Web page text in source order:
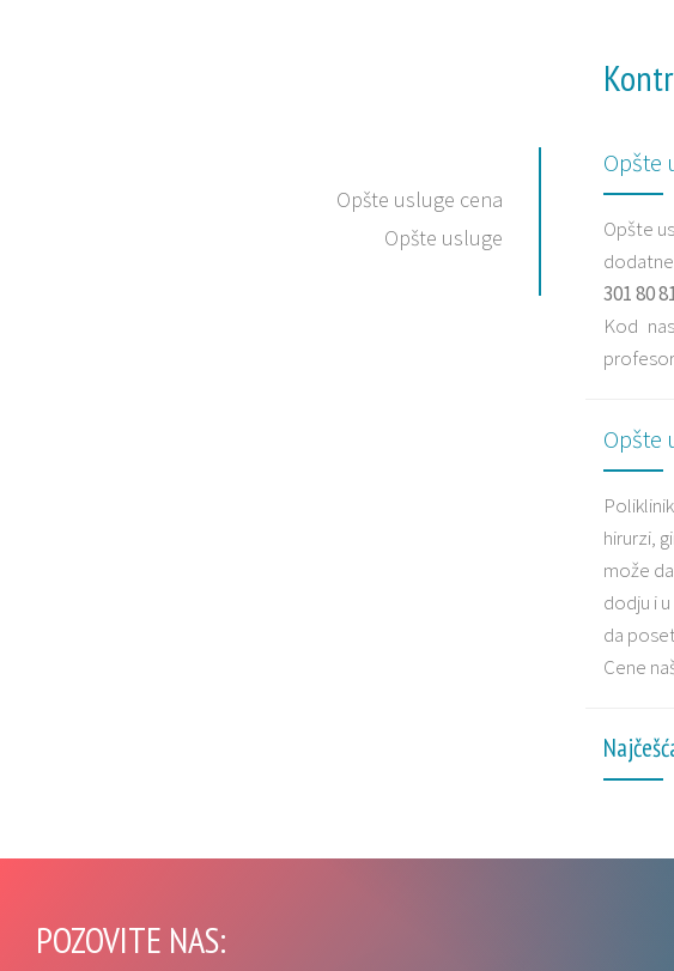
Opšte usluge cena
Opšte usluge
Opšte
Opšte
301 80
Kod
Opšte
hirurzi,
može
dodju i
da
Cene
POZOVITE NAS: